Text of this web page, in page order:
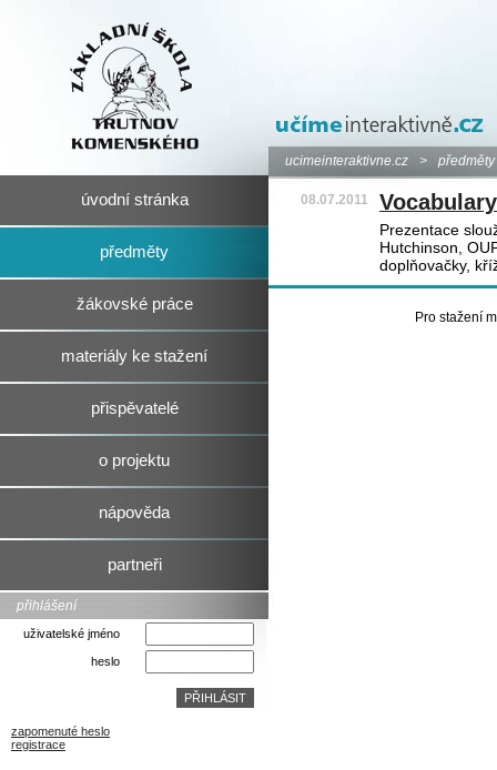
úvodní stránka
předměty
žákovské práce
materiály ke stažení
přispěvatelé
o projektu
nápověda
partneři
přihlášení
uživatelské jméno
heslo
zapomenuté heslo
registrace
ucimeinteraktivne.cz > předměty
08.07.2011
Prezentace
Hutchinson,
doplňovačky,
Pro stažení